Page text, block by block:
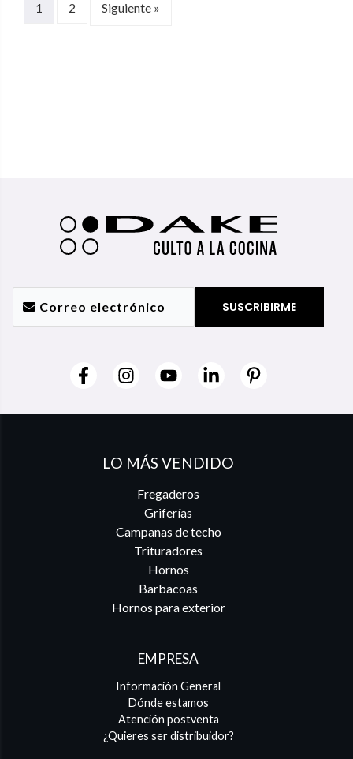
1 2 Siguiente »
LO MÁS VENDIDO
Fregaderos
Griferías
Campanas de techo
Trituradores
Hornos
Barbacoas
Hornos para exterior
EMPRESA
Información General
Dónde estamos
Atención postventa
¿Quieres ser distribuidor?